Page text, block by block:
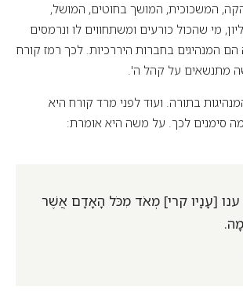
המשכוכית, המושך בחוטים, המושל,
מי שהכול כורעים ומשתחווים לו ונרמסים
המנהיגים בחברות היררכיות. לכך רמז קורח
מתנשאים על קהל ה'.
בתורה. ועוד לפני מרד קורח היא
סימנים לכך. על משה היא אומרת:
[עָנָיו קרי] מְאֹד מִכֹּל הָאָדָם אֲשֶׁר